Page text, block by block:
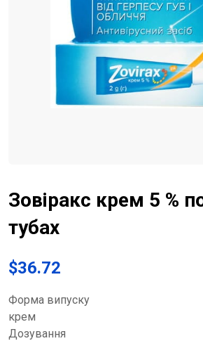
Зовіракс крем 5 %
тубах
$36.72
Форма випуску
крем
Дозування